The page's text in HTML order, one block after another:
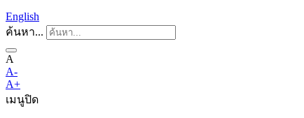
English
ค้นหา...
A
A-
A+
เมนูปิด